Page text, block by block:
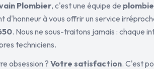
Plombier, c'est une équipe de
d'honneur à vous offrir un service
. Nous ne sous-traitons jamais : chaque
techniciens.
obsession ? Votre satisfaction. C'est